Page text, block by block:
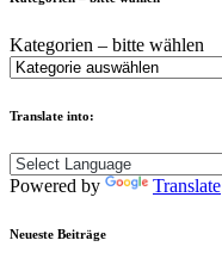
Kategorien – bitte wählen
Translate into:
Powered by Translate
Neueste Beiträge